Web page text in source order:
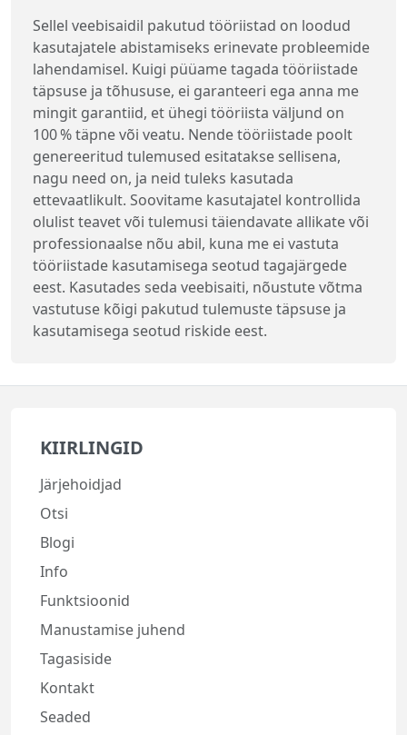
Sellel veebisaidil pakutud tööriistad on loodud
kasutajatele abistamiseks erinevate probleemide
lahendamisel. Kuigi püüame tagada tööriistade
täpsuse ja tõhususe, ei garanteeri ega anna me
mingit garantiid, et ühegi tööriista väljund on
100 % täpne või veatu. Nende tööriistade poolt
genereeritud tulemused esitatakse sellisena,
nagu need on, ja neid tuleks kasutada
ettevaatlikult. Soovitame kasutajatel kontrollida
olulist teavet või tulemusi täiendavate allikate või
professionaalse nõu abil, kuna me ei vastuta
tööriistade kasutamisega seotud tagajärgede
eest. Kasutades seda veebisaiti, nõustute võtma
vastutuse kõigi pakutud tulemuste täpsuse ja
kasutamisega seotud riskide eest.
KIIRLINGID
Järjehoidjad
Otsi
Blogi
Info
Funktsioonid
Manustamise juhend
Tagasiside
Kontakt
Seaded